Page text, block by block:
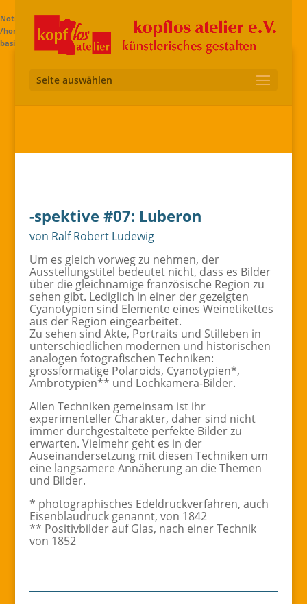
Notice
: Trying to access array offset on value of type bool in
/home/kopggdle/www.kopflos-ev.de/wp-content/themes/di-
basis/includes/builder/functions.phpon line2583
Seite auswählen
-spektive #07: Luberon
von Ralf Robert Ludewig
Um es gleich vorweg zu nehmen, der
Ausstellungstitel bedeutet nicht, dass es Bilder
über die gleichnamige französische Region zu
sehen gibt. Lediglich in einer der gezeigten
Cyanotypien sind Elemente eines Weinetikettes
aus der Region eingearbeitet.
Zu sehen sind Akte, Portraits und Stilleben in
unterschiedlichen modernen und historischen
analogen fotografischen Techniken:
grossformatige Polaroids, Cyanotypien*,
Ambrotypien** und Lochkamera-Bilder.
Allen Techniken gemeinsam ist ihr
experimenteller Charakter, daher sind nicht
immer durchgestaltete perfekte Bilder zu
erwarten. Vielmehr geht es in der
Auseinandersetzung mit diesen Techniken um
eine langsamere Annäherung an die Themen
und Bilder.
* photographisches Edeldruckverfahren, auch
Eisenblaudruck genannt, von 1842
** Positivbilder auf Glas, nach einer Technik
von 1852